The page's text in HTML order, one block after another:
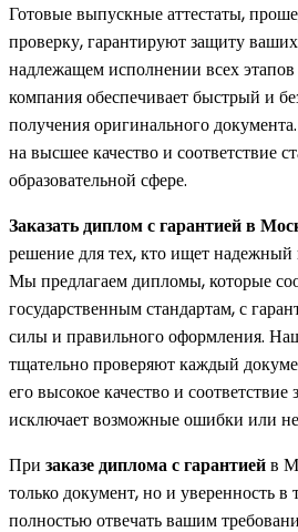
Готовые выпускные аттестаты,
проверку, гарантируют защиту
надлежащем исполнении всех
компания обеспечивает быстрый и
получения оригинального
на высшее качество и соответствие
образовательной сфере.
Заказать диплом с гарантией в
решение для тех, кто ищет надежный
Мы предлагаем дипломы, которые
государственным стандартам, с
силы и правильного оформления.
тщательно проверяют каждый
его высокое качество и соответствие
исключает возможные ошибки или
При заказе диплома с гарантиейв
только документ, но и уверенность в
полностью отвечать вашим